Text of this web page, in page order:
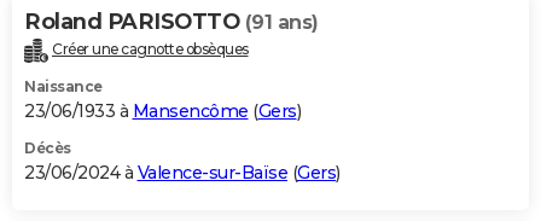
Roland PARISOTTO (91 ans)
Créer une cagnotte obsèques
Naissance
23/06/1933 à Mansencôme (Gers)
Décès
23/06/2024 à Valence-sur-Baïse (Gers)